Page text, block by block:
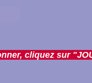
cliquez sur